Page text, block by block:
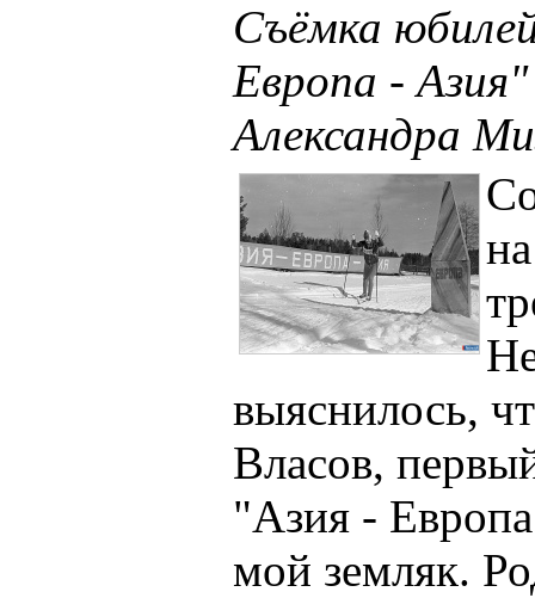
Съёмка
Европа -
Александра
выяснилось,
Власов,
"Азия -
мой земляк.